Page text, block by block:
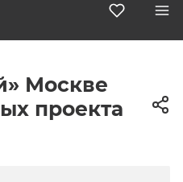
Москве
проекта